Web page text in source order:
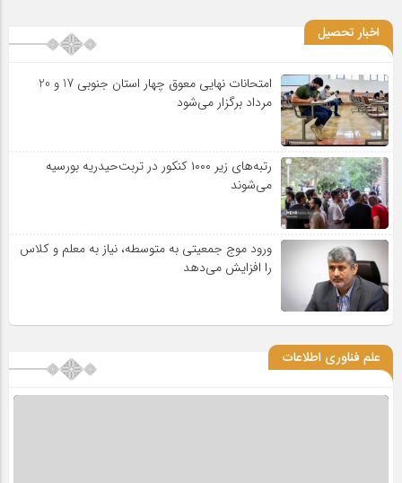
اخبار تحصیل
امتحانات نهایی معوق چهار استان جنوبی 17 و 20
مرداد برگزار می‌شود
رتبه‌های زیر ۱۰۰۰ کنکور در تربت‌حیدریه بورسیه
می‌شوند
ورود موج جمعیتی به متوسطه، نیاز به معلم و کلاس
را افزایش می‌دهد
علم فناوری اطلاعات